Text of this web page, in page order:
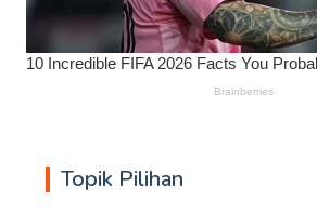
Topik Pilihan